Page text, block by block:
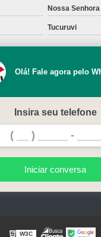
Nossa Senhora
Tucuruvi
do Sul
184 do Código Penal –
Lei 9610/
Serviços
Olá! Fale agora pelo
Insira seu telefone
Iniciar conversa
W3C